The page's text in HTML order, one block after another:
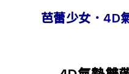
芭蕾少女．4D